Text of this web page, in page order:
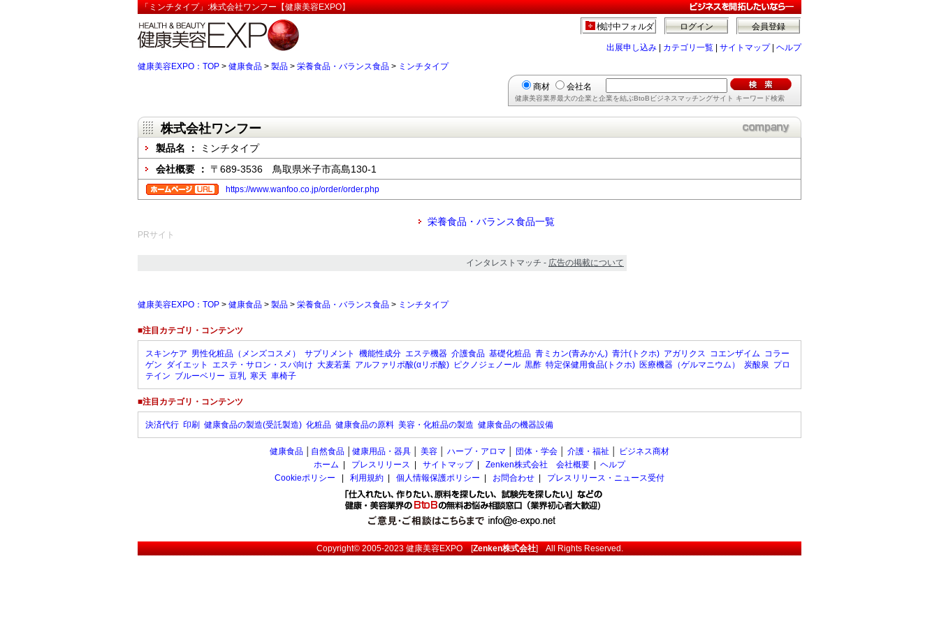
「ミンチタイプ」:株式会社ワンフー【健康美容EXPO】
会員登録
ログイン
検討中フォルダ
出展申し込み カテゴリ一覧 サイトマップ| ヘルプ
健康美容EXPO：TOP > 健康食品 > 製品 > 栄養食品・バランス食品 > ミンチタイプ
商材 会社名
健康美容業界最大の企業と企業を結ぶBtoBビジネスマッチングサイト キーワード検索
株式会社ワンフー
製品名 ：
ミンチタイプ
会社概要 ： 〒689-3536 鳥取県米子市高島130-1
https://www.wanfoo.co.jp/order/order.php
栄養食品・バランス食品一覧
PRサイト
インタレストマッチ - 広告の掲載について
健康美容EXPO：TOP > 健康食品 > 製品 > 栄養食品・バランス食品 > ミンチタイプ
■注目カテゴリ・コンテンツ
スキンケア 男性化粧品（メンズコスメ） サプリメント 機能性成分 エステ機器 介護食品 基礎化粧品 青ミカン(青みかん) 青汁(トクホ) アガリクス コエンザイム コラー
ゲン ダイエット エステ・サロン・スパ向け 大麦若葉 アルファリポ酸(αリポ酸) ピクノジェノール 黒酢 特定保健用食品(トクホ) 医療機器（ゲルマニウム） 炭酸泉 プロ
テイン ブルーベリー 豆乳 寒天 車椅子
■注目カテゴリ・コンテンツ
決済代行 印刷 健康食品の製造(受託製造) 化粧品 健康食品の原料 美容・化粧品の製造 健康食品の機器設備
健康食品 自然食品 健康用品・器具 美容 ハーブ・アロマ 団体・学会 介護・福祉
ビジネス商材
ホーム
プレスリリース サイトマップ| Zenken株式会社 会社概要
ヘルプ
Cookieポリシー
利用規約 個人情報保護ポリシー お問合わせ プレスリリース・ニュース受付
Copyright© 2005-2023健康美容EXPO[Zenken株式会社] All Rights Reserved.